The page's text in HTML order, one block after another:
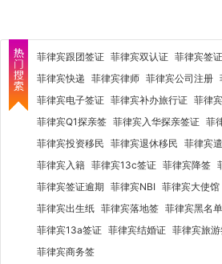
菲律宾跟团签证 菲律宾双认证 菲律宾签
菲律宾快递 菲律宾律师 菲律宾公司注册
菲律宾电子签证 菲律宾补办旅行证 菲律
菲律宾Q1探亲签 菲律宾入华探亲签证 菲
菲律宾投资移民 菲律宾退休移民 菲律宾
菲律宾入籍 菲律宾13c签证 菲律宾降签
菲律宾签证逾期 菲律宾NBI 菲律宾大使馆
菲律宾出生纸 菲律宾落地签 菲律宾黑名单
菲律宾13a签证 菲律宾结婚证 菲律宾旅
菲律宾商务签